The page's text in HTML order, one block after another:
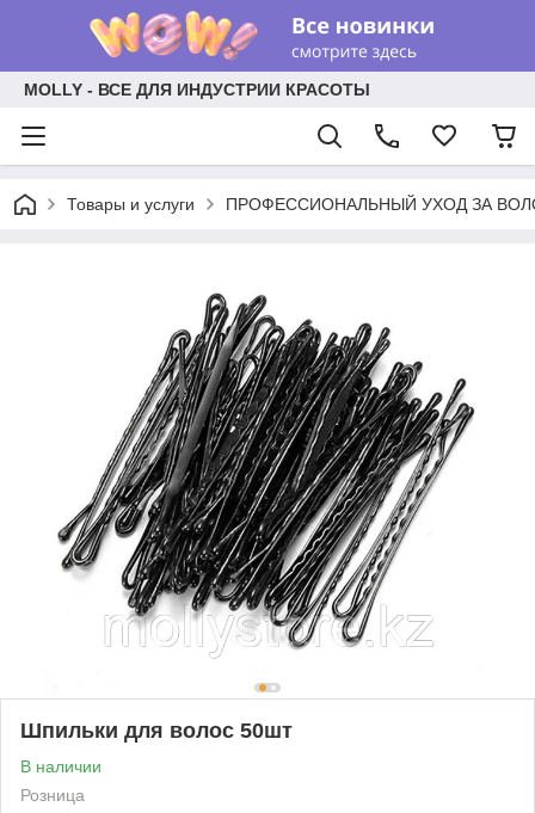
MOLLY - ВСЕ ДЛЯ ИНДУСТРИИ КРАСОТЫ
Товары и услуги ПРОФЕССИОНАЛЬНЫЙ УХОД ЗА
Шпильки для волос 50шт
В наличии
Розница